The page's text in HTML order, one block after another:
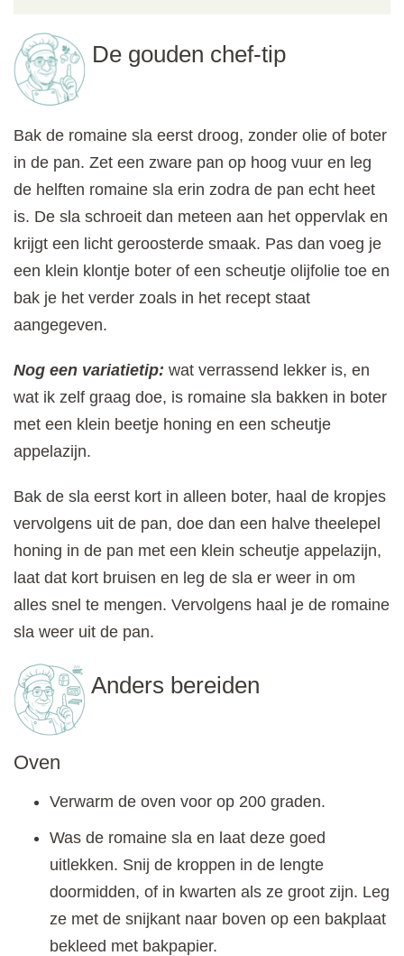
De gouden chef-tip
Bak de romaine sla eerst droog, zonder olie of boter
in de pan. Zet een zware pan op hoog vuur en leg
de helften romaine sla erin zodra de pan echt heet
is. De sla schroeit dan meteen aan het oppervlak en
krijgt een licht geroosterde smaak. Pas dan voeg je
een klein klontje boter of een scheutje olijfolie toe en
bak je het verder zoals in het recept staat
aangegeven.
Nog een variatietip: wat verrassend lekker is, en
wat ik zelf graag doe, is romaine sla bakken in boter
met een klein beetje honing en een scheutje
appelazijn.
Bak de sla eerst kort in alleen boter, haal de kropjes
vervolgens uit de pan, doe dan een halve theelepel
honing in de pan met een klein scheutje appelazijn,
laat dat kort bruisen en leg de sla er weer in om
alles snel te mengen. Vervolgens haal je de romaine
sla weer uit de pan.
Anders bereiden
Oven
Verwarm de oven voor op 200 graden.
Was de romaine sla en laat deze goed
uitlekken. Snij de kroppen in de lengte
doormidden, of in kwarten als ze groot zijn. Leg
ze met de snijkant naar boven op een bakplaat
bekleed met bakpapier.